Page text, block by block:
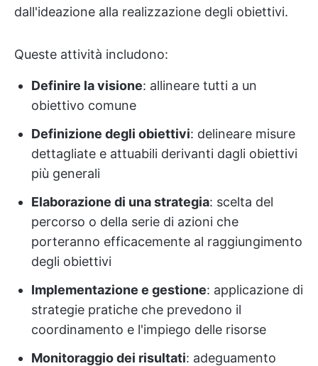
dall'ideazione alla realizzazione degli obiettivi.
Queste attività includono:
Definire la visione: allineare tutti a un
obiettivo comune
Definizione degli obiettivi: delineare misure
dettagliate e attuabili derivanti dagli obiettivi
più generali
Elaborazione di una strategia: scelta del
percorso o della serie di azioni che
porteranno efficacemente al raggiungimento
degli obiettivi
Implementazione e gestione: applicazione di
strategie pratiche che prevedono il
coordinamento e l'impiego delle risorse
Monitoraggio dei risultati: adeguamento